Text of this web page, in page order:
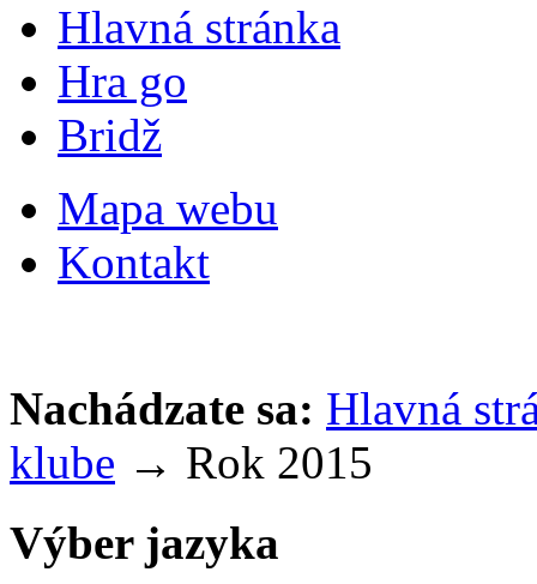
Hlavná stránka
Hra go
Bridž
Mapa webu
Kontakt
Nachádzate sa: Hlavná
klube → Rok 2015
Výber jazyka